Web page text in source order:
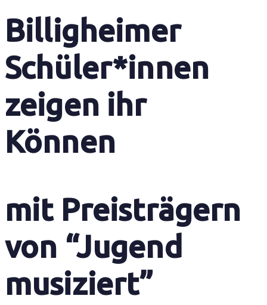
Billigheimer
Schüler*innen
zeigen ihr
Können
mit Preisträgern
von “Jugend
musiziert”